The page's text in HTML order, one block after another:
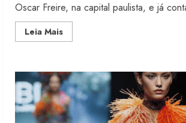
Oscar Freire, na capital paulista, e já
Leia MaisRead
more
primeira
loja
de
rua
Morena Rosa lança
estoque consignado